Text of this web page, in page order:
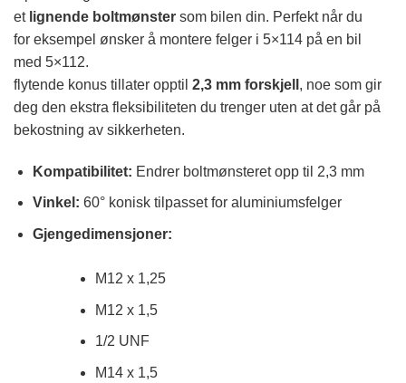
et lignende boltmønster som bilen din. Perfekt når du
for eksempel ønsker å montere felger i 5×114 på en bil
med 5×112.
flytende konus tillater opptil 2,3 mm forskjell , noe som gir
deg den ekstra fleksibiliteten du trenger uten at det går på
bekostning av sikkerheten.
Kompatibilitet: Endrer boltmønsteret opp til 2,3 mm
Vinkel: 60° konisk tilpasset for aluminiumsfelger
Gjengedimensjoner:
M12 x 1,25
M12 x 1,5
1/2 UNF
M14 x 1,5